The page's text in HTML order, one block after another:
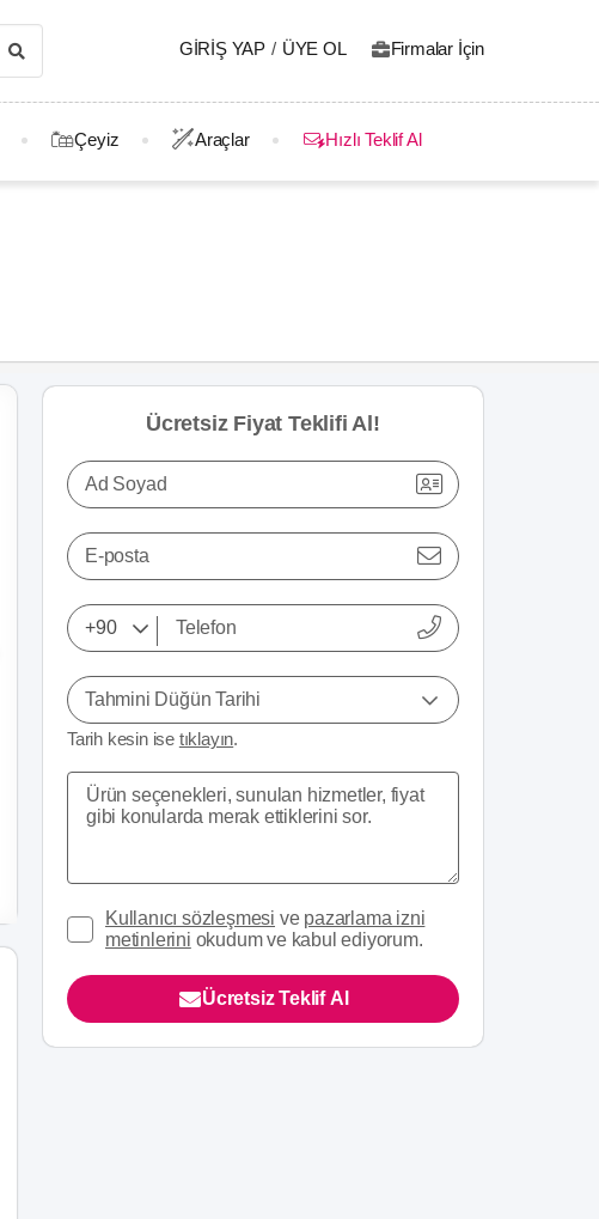
GIRIŞ YAP / ÜYE OL Firmalar İçin
Çeyiz Araçlar Hızlı Teklif Al
Ücretsiz Fiyat Teklifi Al!
Ad Soyad
E-posta
Tahmini Düğün Tarihi
Tarih kesin ise tıklayın.
Kullanıcı sözleşmesi ve pazarlama izni
metinlerini okudum ve kabul ediyorum.
Ücretsiz Teklif Al